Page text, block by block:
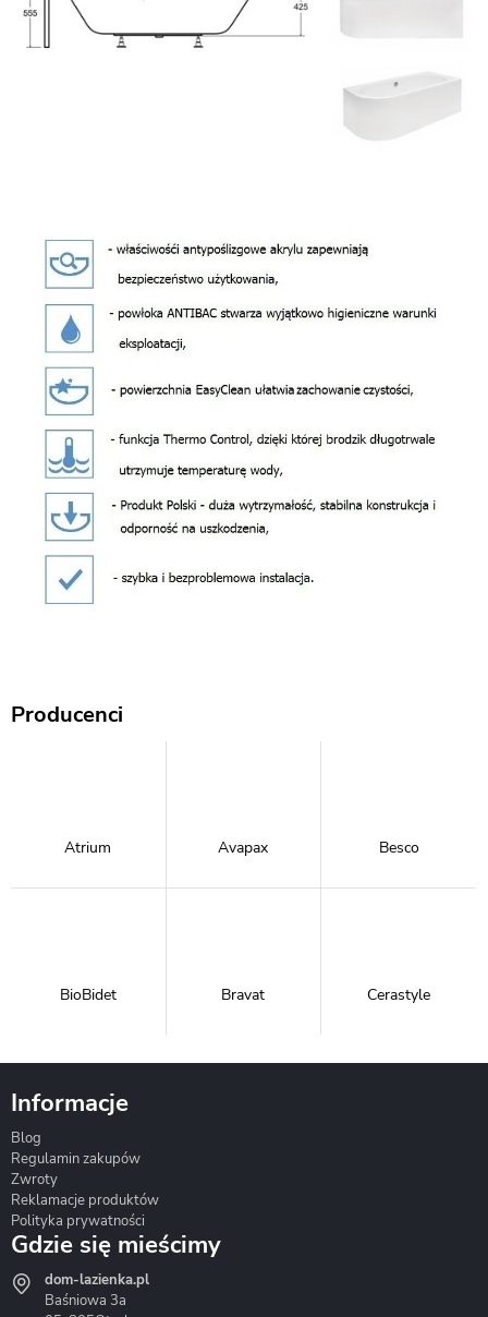
Producenci
Atrium Avapax Besco
BioBidet Bravat Cerastyle
Hydrostop
Informacje
Blog
Regulamin zakupów
Zwroty
Reklamacje produktów
Polityka prywatności
Gdzie się mieścimy
dom-lazienka.pl
Baśniowa 3a